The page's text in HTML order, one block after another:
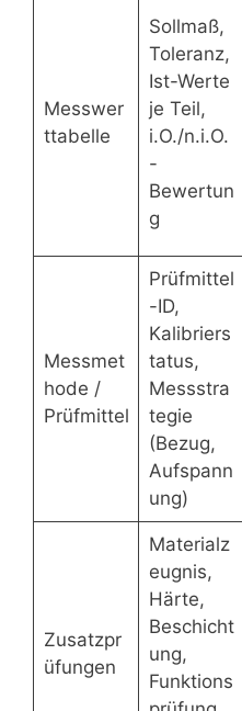
Messwer
ttabelle
Sollmaß,
Toleranz,
Ist-Werte
je Teil,
i.O./n.i.O.
-
Bewertun
g
Messmet
hode /
Prüfmittel
Prüfmittel
-ID,
Kalibriers
tatus,
Messstra
tegie
(Bezug,
Aufspann
ung)
Zusatzpr
üfungen
Materialz
eugnis,
Härte,
Beschicht
ung,
Funktions